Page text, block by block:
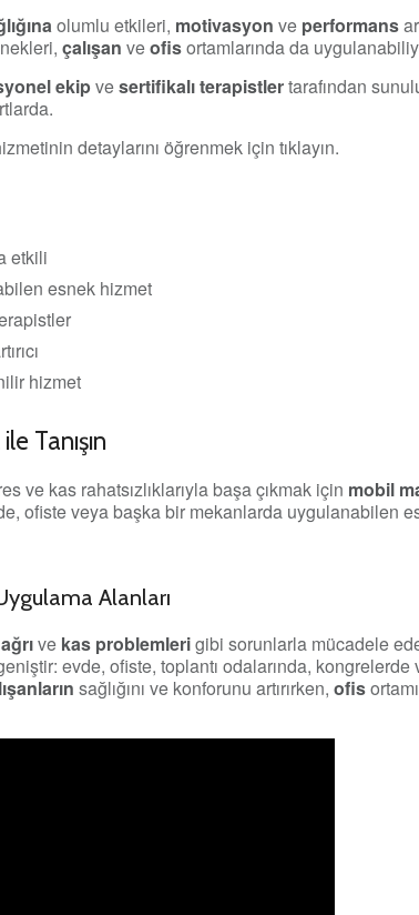
olumlu etkileri, motivasyon ve performans
çalışan veofisortamlarında da
ekipvesertifikalı terapistlertarafından
detaylarını öğrenmek için tıklayın.
etkili
esnek hizmet
hizmet
Tanışın
ve kas rahatsızlıklarıyla başa çıkmak için mobil
ofiste veya başka bir mekanlarda uygulanabilen
Alanları
ağrıve kas problemlerigibi sorunlarla mücadele
evde, ofiste, toplantı odalarında,
sağlığını ve konforunu artırırken, ofis